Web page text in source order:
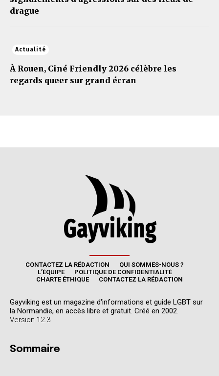
drague
Actualité
À Rouen, Ciné Friendly 2026 célèbre les
regards queer sur grand écran
CONTACTEZ LA RÉDACTION
QUI SOMMES-NOUS ?
L’ÉQUIPE
POLITIQUE DE CONFIDENTIALITÉ
CHARTE ÉTHIQUE
CONTACTEZ LA RÉDACTION
Gayviking est un magazine d'informations et guide LGBT sur
la Normandie, en accès libre et gratuit. Créé en 2002.
Version 12.3
Sommaire